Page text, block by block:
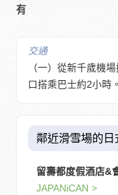
有
交通
（一）從新千歲機
口搭乘巴士約2小時。
鄰近滑雪場的
留壽都度假酒店&
JAPANiCAN >